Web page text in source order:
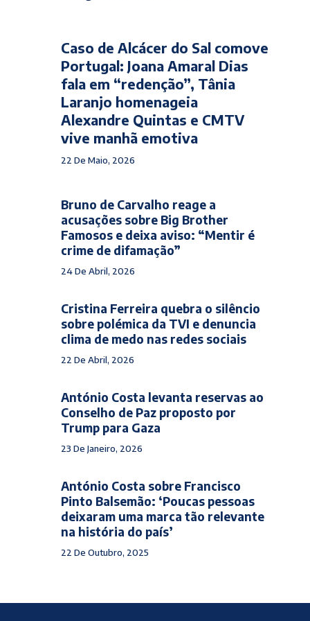
Caso de Alcácer do Sal comove
Portugal: Joana Amaral Dias
fala em “redenção”, Tânia
Laranjo homenageia
Alexandre Quintas e CMTV
vive manhã emotiva
22 De Maio, 2026
Bruno de Carvalho reage a
acusações sobre Big Brother
Famosos e deixa aviso: “Mentir é
crime de difamação”
24 De Abril, 2026
Cristina Ferreira quebra o silêncio
sobre polémica da TVI e denuncia
clima de medo nas redes sociais
22 De Abril, 2026
António Costa levanta reservas ao
Conselho de Paz proposto por
Trump para Gaza
23 De Janeiro, 2026
António Costa sobre Francisco
Pinto Balsemão: ‘Poucas pessoas
deixaram uma marca tão relevante
na história do país’
22 De Outubro, 2025